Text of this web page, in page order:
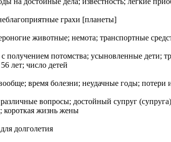
грахи [планеты]
животные; немота; транспортные
с получением потомства; усыновленные
лет; число детей
время болезни; неудачные годы; потери
вопросы; достойный супруг
короткая жизнь жены
долголетия